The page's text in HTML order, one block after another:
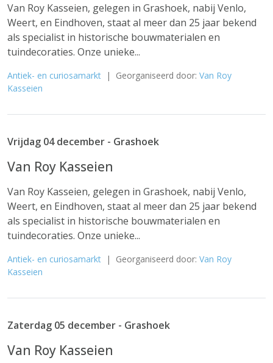
Van Roy Kasseien, gelegen in Grashoek, nabij Venlo,
Weert, en Eindhoven, staat al meer dan 25 jaar bekend
als specialist in historische bouwmaterialen en
tuindecoraties. Onze unieke...
Antiek- en curiosamarkt | Georganiseerd door: Van Roy
Kasseien
Vrijdag 04 december - Grashoek
Van Roy Kasseien
Van Roy Kasseien, gelegen in Grashoek, nabij Venlo,
Weert, en Eindhoven, staat al meer dan 25 jaar bekend
als specialist in historische bouwmaterialen en
tuindecoraties. Onze unieke...
Antiek- en curiosamarkt | Georganiseerd door: Van Roy
Kasseien
Zaterdag 05 december - Grashoek
Van Roy Kasseien